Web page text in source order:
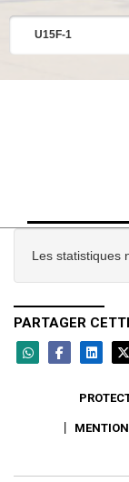
U15F-1
Les statistiques
PARTAGER